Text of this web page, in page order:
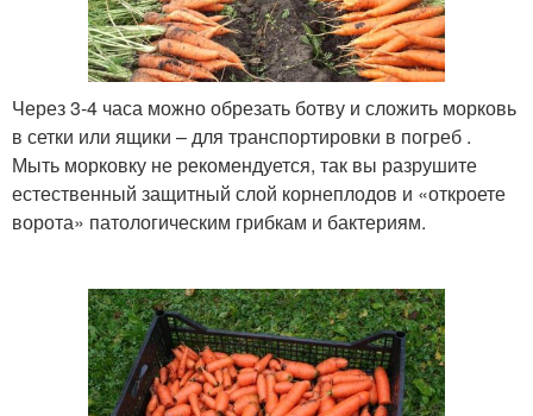
Через 3-4 часа можно обрезать ботву и сложить морковь
в сетки или ящики – для транспортировки в погреб .
Мыть морковку не рекомендуется, так вы разрушите
естественный защитный слой корнеплодов и «откроете
ворота» патологическим грибкам и бактериям.